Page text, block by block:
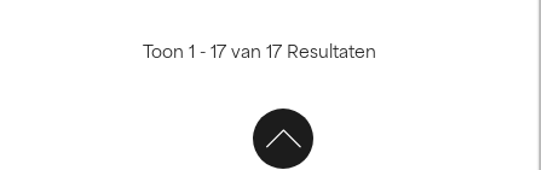
Toon 1 - 17 van 17 Resultaten